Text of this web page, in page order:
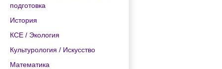
подготовка
История
КСЕ / Экология
Культурология / Искусство
Математика